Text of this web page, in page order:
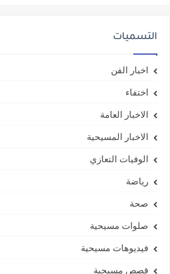
التسميات
اخبار الفن
اختفاء
الاخبار العامة
الاخبار المسيحية
الوفيات التعازي
رياضة
صحة
صلوات مسيحية
فيديوهات مسيحية
قصص مسيحية